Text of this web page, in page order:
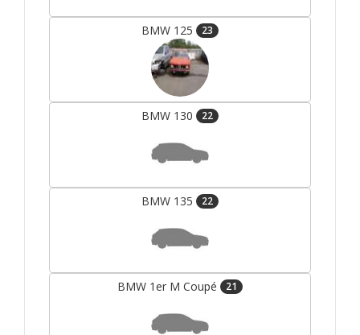
BMW 125 23
BMW 130 22
BMW 135 22
BMW 1er M Coupé 21